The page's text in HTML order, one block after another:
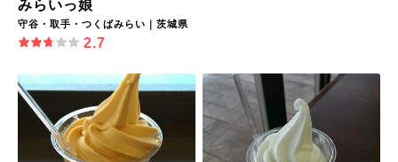
みらいっ娘
守谷・取手・つくばみらい｜茨城県
2.7